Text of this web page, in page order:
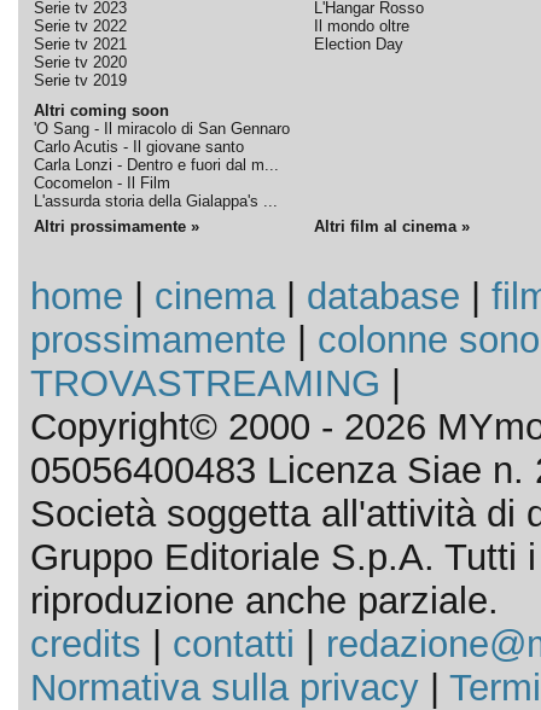
Serie tv 2023
Serie tv 2022
Serie tv 2021
Serie tv 2020
Serie tv 2019
Altri coming soon
'O Sang - Il miracolo di San Gennaro
Carlo Acutis - Il giovane santo
Carla Lonzi - Dentro e fuori dal m...
Cocomelon - Il Film
L'assurda storia della Gialappa's ...
L'Hangar Rosso
Il mondo oltre
Election Day
Altri prossimamente » Altri film al cinema »
home cinema| database
prossimamente
colonne
TROVASTREAMING
Copyright© 2000 - 2026
05056400483 Licenza Siae n.
Società soggetta all'attività di
Gruppo Editoriale S.p.A. Tutti
riproduzione anche parziale.
credits
contatti
Normativa sulla privacy|